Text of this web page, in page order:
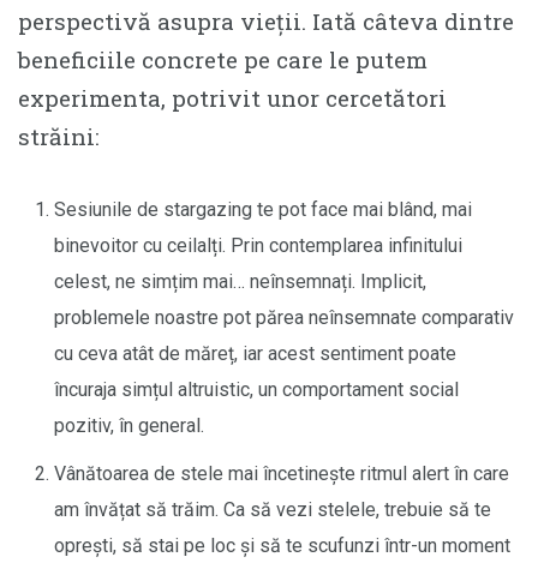
perspectivă asupra vieții. Iată câteva dintre
beneficiile concrete pe care le putem
experimenta, potrivit unor cercetători
străini:
Sesiunile de stargazing te pot face mai blând, mai
binevoitor cu ceilalți. Prin contemplarea infinitului
celest, ne simțim mai… neînsemnați. Implicit,
problemele noastre pot părea neînsemnate comparativ
cu ceva atât de măreț, iar acest sentiment poate
încuraja simțul altruistic, un comportament social
pozitiv, în general.
Vânătoarea de stele mai încetinește ritmul alert în care
am învățat să trăim. Ca să vezi stelele, trebuie să te
oprești, să stai pe loc și să te scufunzi într-un moment